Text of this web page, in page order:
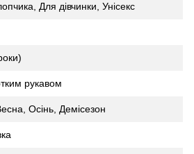
Для дівчинки Унісекс
рукавом
Осінь Демісезон